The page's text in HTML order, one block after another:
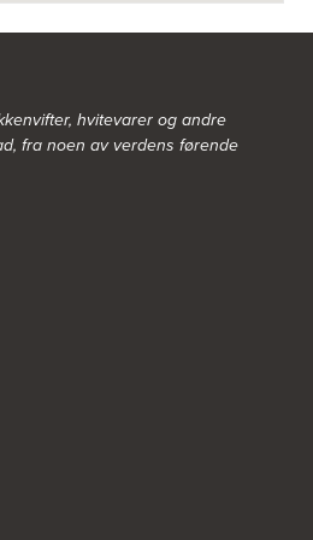
AS
hvitevarer og andre
fra noen av verdens førende